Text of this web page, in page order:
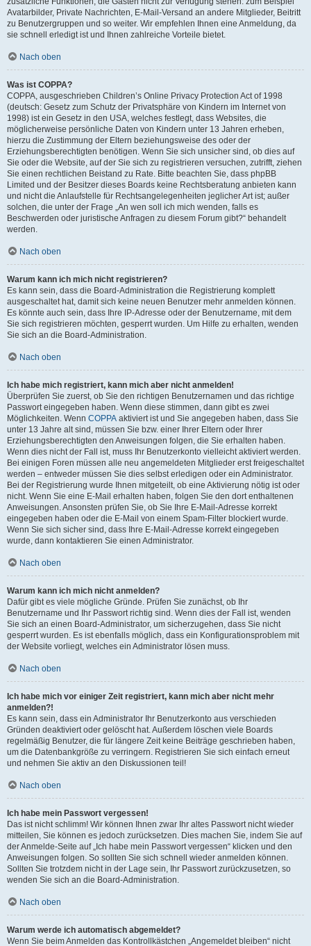
Avatarbilder, Private Nachrichten, E-Mail-Versand an andere Mitglieder, Beitritt
zu Benutzergruppen und so weiter. Wir empfehlen Ihnen eine Anmeldung, da
sie schnell erledigt ist und Ihnen zahlreiche Vorteile bietet.
Nach oben
Was ist COPPA?
COPPA, ausgeschrieben Children’s Online Privacy Protection Act of 1998
(deutsch: Gesetz zum Schutz der Privatsphäre von Kindern im Internet von
1998) ist ein Gesetz in den USA, welches festlegt, dass Websites, die
möglicherweise persönliche Daten von Kindern unter 13 Jahren erheben,
hierzu die Zustimmung der Eltern beziehungsweise des oder der
Erziehungsberechtigten benötigen. Wenn Sie sich unsicher sind, ob dies auf
Sie oder die Website, auf der Sie sich zu registrieren versuchen, zutrifft, ziehen
Sie einen rechtlichen Beistand zu Rate. Bitte beachten Sie, dass phpBB
Limited und der Besitzer dieses Boards keine Rechtsberatung anbieten kann
und nicht die Anlaufstelle für Rechtsangelegenheiten jeglicher Art ist; außer
solchen, die unter der Frage „An wen soll ich mich wenden, falls es
Beschwerden oder juristische Anfragen zu diesem Forum gibt?“ behandelt
werden.
Nach oben
Warum kann ich mich nicht registrieren?
Es kann sein, dass die Board-Administration die Registrierung komplett
ausgeschaltet hat, damit sich keine neuen Benutzer mehr anmelden können.
Es könnte auch sein, dass Ihre IP-Adresse oder der Benutzername, mit dem
Sie sich registrieren möchten, gesperrt wurden. Um Hilfe zu erhalten, wenden
Sie sich an die Board-Administration.
Nach oben
Ich habe mich registriert, kann mich aber nicht anmelden!
Überprüfen Sie zuerst, ob Sie den richtigen Benutzernamen und das richtige
Passwort eingegeben haben. Wenn diese stimmen, dann gibt es zwei
Möglichkeiten. Wenn COPPA aktiviert ist und Sie angegeben haben, dass Sie
unter 13 Jahre alt sind, müssen Sie bzw. einer Ihrer Eltern oder Ihrer
Erziehungsberechtigten den Anweisungen folgen, die Sie erhalten haben.
Wenn dies nicht der Fall ist, muss Ihr Benutzerkonto vielleicht aktiviert werden.
Bei einigen Foren müssen alle neu angemeldeten Mitglieder erst freigeschaltet
werden – entweder müssen Sie dies selbst erledigen oder ein Administrator.
Bei der Registrierung wurde Ihnen mitgeteilt, ob eine Aktivierung nötig ist oder
nicht. Wenn Sie eine E-Mail erhalten haben, folgen Sie den dort enthaltenen
Anweisungen. Ansonsten prüfen Sie, ob Sie Ihre E-Mail-Adresse korrekt
eingegeben haben oder die E-Mail von einem Spam-Filter blockiert wurde.
Wenn Sie sich sicher sind, dass Ihre E-Mail-Adresse korrekt eingegeben
wurde, dann kontaktieren Sie einen Administrator.
Nach oben
Warum kann ich mich nicht anmelden?
Dafür gibt es viele mögliche Gründe. Prüfen Sie zunächst, ob Ihr
Benutzername und Ihr Passwort richtig sind. Wenn dies der Fall ist, wenden
Sie sich an einen Board-Administrator, um sicherzugehen, dass Sie nicht
gesperrt wurden. Es ist ebenfalls möglich, dass ein Konfigurationsproblem mit
der Website vorliegt, welches ein Administrator lösen muss.
Nach oben
Ich habe mich vor einiger Zeit registriert, kann mich aber nicht mehr
anmelden?!
Es kann sein, dass ein Administrator Ihr Benutzerkonto aus verschieden
Gründen deaktiviert oder gelöscht hat. Außerdem löschen viele Boards
regelmäßig Benutzer, die für längere Zeit keine Beiträge geschrieben haben,
um die Datenbankgröße zu verringern. Registrieren Sie sich einfach erneut
und nehmen Sie aktiv an den Diskussionen teil!
Nach oben
Ich habe mein Passwort vergessen!
Das ist nicht schlimm! Wir können Ihnen zwar Ihr altes Passwort nicht wieder
mitteilen, Sie können es jedoch zurücksetzen. Dies machen Sie, indem Sie auf
der Anmelde-Seite auf „Ich habe mein Passwort vergessen“ klicken und den
Anweisungen folgen. So sollten Sie sich schnell wieder anmelden können.
Sollten Sie trotzdem nicht in der Lage sein, Ihr Passwort zurückzusetzen, so
wenden Sie sich an die Board-Administration.
Nach oben
Warum werde ich automatisch abgemeldet?
Wenn Sie beim Anmelden das Kontrollkästchen „Angemeldet bleiben“ nicht